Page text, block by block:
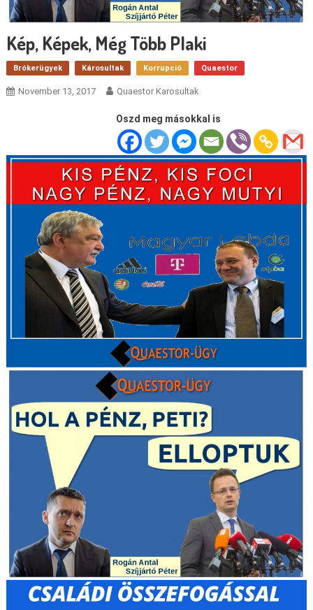
Kép, Képek, Még Több Plaki
Brókerügyek Károsultak Korrupció Quaestor
November 13, 2017 Quaestor Karosultak
Oszd meg másokkal is